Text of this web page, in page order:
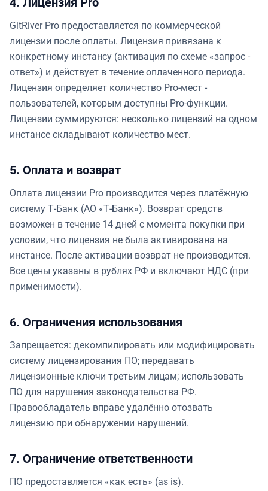
GitRiver Pro предоставляется по коммерческой
лицензии после оплаты. Лицензия привязана к
конкретному инстансу (активация по схеме «запрос -
ответ») и действует в течение оплаченного периода.
Лицензия определяет количество Pro-мест -
пользователей, которым доступны Pro-функции.
Лицензии суммируются: несколько лицензий на одном
инстансе складывают количество мест.
5. Оплата и возврат
Оплата лицензии Pro производится через платёжную
систему Т-Банк (АО «Т-Банк»). Возврат средств
возможен в течение 14 дней с момента покупки при
условии, что лицензия не была активирована на
инстансе. После активации возврат не производится.
Все цены указаны в рублях РФ и включают НДС (при
применимости).
6. Ограничения использования
Запрещается: декомпилировать или модифицировать
систему лицензирования ПО; передавать
лицензионные ключи третьим лицам; использовать
ПО для нарушения законодательства РФ.
Правообладатель вправе удалённо отозвать
лицензию при обнаружении нарушений.
7. Ограничение ответственности
ПО предоставляется «как есть» (as is).